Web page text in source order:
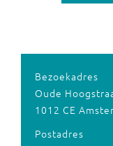
Bezoekadres
Oude
1012 CE
Postadres